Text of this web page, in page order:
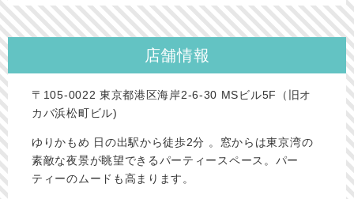
店舗情報
〒105-0022 東京都港区海岸2-6-30 MSビル5F（旧オ
カバ浜松町ビル)
ゆりかもめ 日の出駅から徒歩2分 。 窓からは東京湾の
素敵な夜景が眺望できるパーティースペース。パー
ティーのムードも高まります。